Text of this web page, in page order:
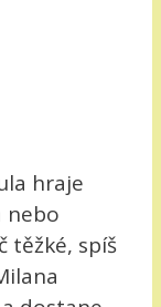
hraje
nebo
těžké, spíš